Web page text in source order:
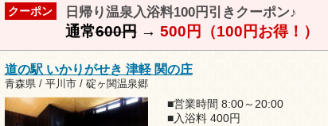
クーポン 日帰り温泉入浴料100円引きクーポン♪
通常600円→ 500円（100円お得！）
道の駅 いかりがせき 津軽 関の庄
青森県 / 平川市 / 碇ヶ関温泉郷
■営業時間 8:00～20:00
■入浴料 400円